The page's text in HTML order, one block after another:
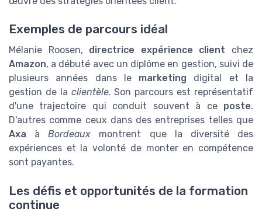
Exemples de parcours idéal
Mélanie Roosen, directrice expérience client chez
Amazon, a débuté avec un diplôme en gestion, suivi de
plusieurs années dans le marketing digital et la
gestion de la clientèle. Son parcours est représentatif
d'une trajectoire qui conduit souvent à ce poste.
D'autres comme ceux dans des entreprises telles que
Axa àBordeaux montrent que la diversité des
expériences et la volonté de monter en compétence
sont payantes.
Les défis et opportunités de la formation
continue